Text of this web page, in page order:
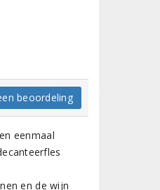
beoordeling
eenmaal
en de wijn